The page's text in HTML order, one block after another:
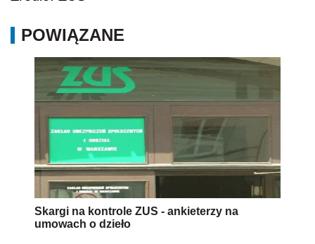
POWIĄZANE
Skargi na kontrole ZUS - ankieterzy na
umowach o dzieło